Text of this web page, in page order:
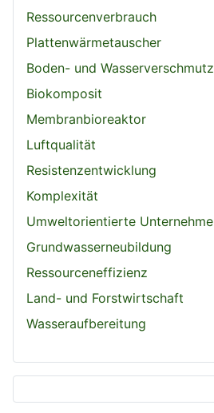
Ressourcenverbrauch
Plattenwärmetauscher
Boden- und
Biokomposit
Membranbioreaktor
Luftqualität
Resistenzentwicklung
Komplexität
Umweltorientierte
Grundwasserneubildung
Ressourceneffizienz
Land- und Forstwirtschaft
Wasseraufbereitung